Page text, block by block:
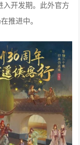
入开发期。此外官方
推进中。